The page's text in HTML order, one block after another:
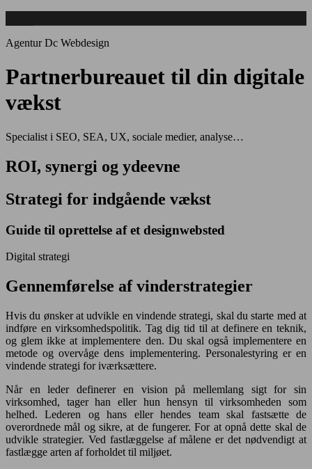
Agentur Dc Webdesign
Partnerbureauet til din digitale
vækst
Specialist i SEO, SEA, UX, sociale medier, analyse…
ROI, synergi og ydeevne
Strategi for indgående vækst
Guide til oprettelse af et designwebsted
Digital strategi
Gennemførelse af vinderstrategier
Hvis du ønsker at udvikle en vindende strategi, skal du starte med at
indføre en virksomhedspolitik. Tag dig tid til at definere en teknik,
og glem ikke at implementere den. Du skal også implementere en
metode og overvåge dens implementering. Personalestyring er en
vindende strategi for iværksættere.
Når en leder definerer en vision på mellemlang sigt for sin
virksomhed, tager han eller hun hensyn til virksomheden som
helhed. Lederen og hans eller hendes team skal fastsætte de
overordnede mål og sikre, at de fungerer. For at opnå dette skal de
udvikle strategier. Ved fastlæggelse af målene er det nødvendigt at
fastlægge arten af forholdet til miljøet.